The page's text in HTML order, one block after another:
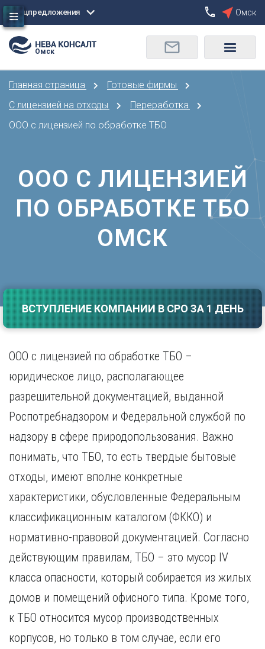
Сбросить
Москва
Санкт-Петербург
Астрахань
Барнаул
Белгород
Брянск
В
Воронеж
Е
Екатеринбург
И
Ижевск
Иркутск
К
Казань
Калининград
Калуга
Кемерово
Киров
Краснодар
Красноярск
Курган
Махачкала
О
Орел
Оренбург
Р
Рязань
Самара
Севастополь
Симферополь
Сочи
Тамбов
Тверь
Тольятти
Тула
Тюмень
У
Улан-Удэ
Уфа
Х
Хабаровск
Ч
Чебоксары
Челябинск
Чита
Спецпредложения Омск
Омск
Главная страница
Готовые фирмы
С лицензией на отходы
Переработка
ООО с лицензией по обработке ТБО
ООО С ЛИЦЕНЗИЕЙ
ПО ОБРАБОТКЕ ТБО
ОМСК
ВСТУПЛЕНИЕ КОМПАНИИ В СРО ЗА 1 ДЕНЬ
ООО с лицензией по обработке ТБО –
юридическое лицо, располагающее
разрешительной документацией, выданной
Роспотребнадзором и Федеральной службой по
надзору в сфере природопользования. Важно
понимать, что ТБО, то есть твердые бытовые
отходы, имеют вполне конкретные
характеристики, обусловленные Федеральным
классификационным каталогом (ФККО) и
нормативно-правовой документацией. Согласно
действующим правилам, ТБО – это мусор IV
класса опасности, который собирается из жилых
домов и помещений офисного типа. Кроме того,
к ТБО относится мусор производственных
корпусов, но только в том случае, если его